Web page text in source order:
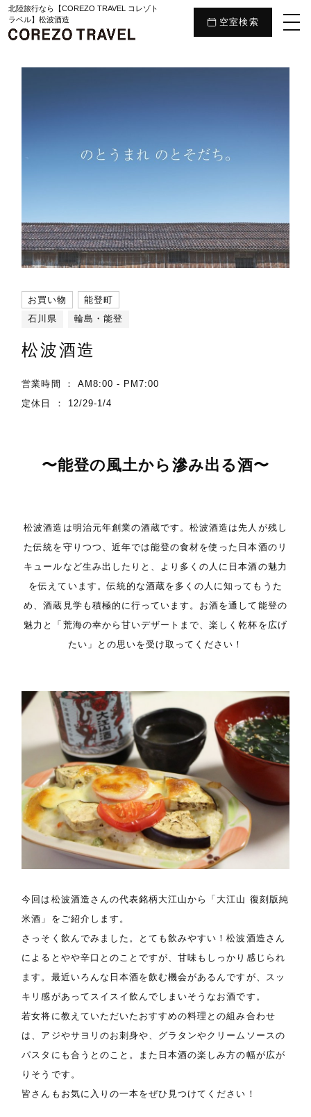
北陸旅行なら【COREZO TRAVEL コレゾト
ラベル】松波酒造
空室検索
お買い物
能登町
石川県
輪島・能登
松波酒造
営業時間 ： AM8:00 - PM7:00
定休日 ： 12/29-1/4
〜能登の風土から滲み出る酒〜
松波酒造は明治元年創業の酒蔵です。松波酒造は先人が残し
た伝統を守りつつ、近年では能登の食材を使った日本酒のリ
キュールなど生み出したりと、より多くの人に日本酒の魅力
を伝えています。伝統的な酒蔵を多くの人に知ってもうた
め、酒蔵見学も積極的に行っています。お酒を通して能登の
魅力と「荒海の幸から甘いデザートまで、楽しく乾杯を広げ
たい」との思いを受け取ってください！
今回は松波酒造さんの代表銘柄大江山から「大江山 復刻版純
米酒」をご紹介します。
さっそく飲んでみました。とても飲みやすい！松波酒造さん
によるとやや辛口とのことですが、甘味もしっかり感じられ
ます。最近いろんな日本酒を飲む機会があるんですが、スッ
キリ感があってスイスイ飲んでしまいそうなお酒です。
若女将に教えていただいたおすすめの料理との組み合わせ
は、アジやサヨリのお刺身や、グラタンやクリームソースの
パスタにも合うとのこと。また日本酒の楽しみ方の幅が広が
りそうです。
皆さんもお気に入りの一本をぜひ見つけてください！